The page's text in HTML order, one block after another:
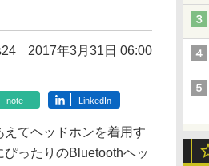
2017年3月31日 06:00
note LinkedIn
てヘッドホンを着用す
ったりのBluetoothヘッ